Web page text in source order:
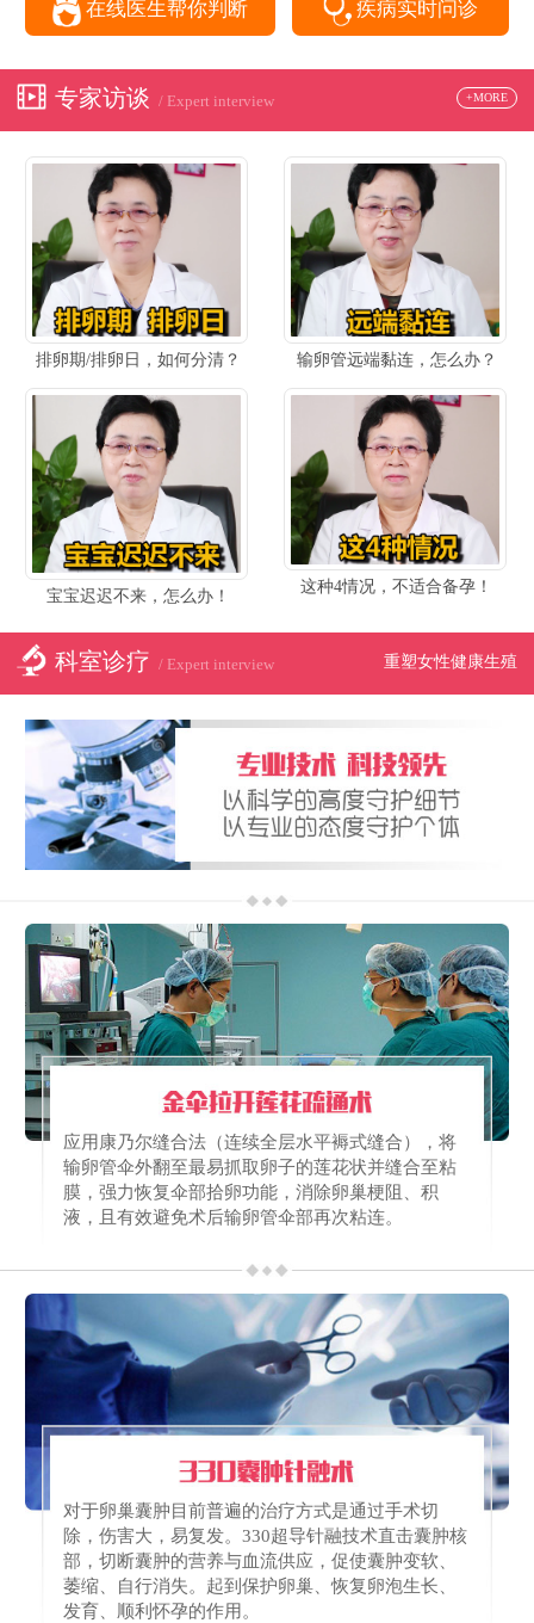
在线医生帮你判断 疾病实时问诊
专家访谈 / Expert interview +MORE
排卵期/排卵日，如何分清？ 输卵管远端黏连，怎么办？
宝宝迟迟不来，怎么办！ 这种4情况，不适合备孕！
科室诊疗 / Expert interview 重塑女性健康生殖
应用康乃尔缝合法（连续全层水平褥式缝合），将
输卵管伞外翻至最易抓取卵子的莲花状并缝合至粘
膜，强力恢复伞部拾卵功能，消除卵巢梗阻、积
液，且有效避免术后输卵管伞部再次粘连。
对于卵巢囊肿目前普遍的治疗方式是通过手术切
除，伤害大，易复发。330超导针融技术直击囊肿核
部，切断囊肿的营养与血流供应，促使囊肿变软、
萎缩、自行消失。起到保护卵巢、恢复卵泡生长、
发育、顺利怀孕的作用。